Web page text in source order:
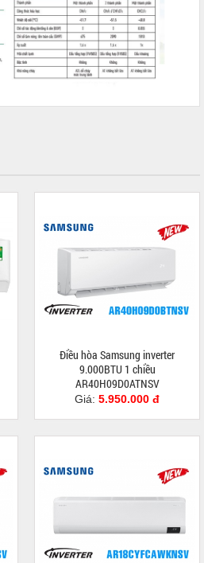
Điều hòa Samsung inverter
9.000BTU 1 chiều
AR40H09D0ATNSV
Giá: 5.950.000 đ